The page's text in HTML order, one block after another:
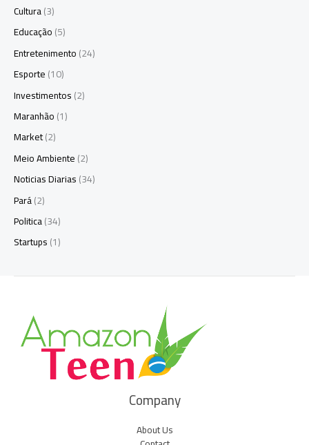
Cultura(3)
Educação(5)
Entretenimento(24)
Esporte(10)
Investimentos(2)
Maranhão(1)
Market(2)
Meio Ambiente(2)
Noticias Diarias(34)
Pará(2)
Politica(34)
Startups(1)
Company
About Us